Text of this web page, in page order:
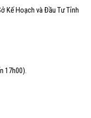
Kế Hoạch và Đầu Tư Tỉnh
17h00).